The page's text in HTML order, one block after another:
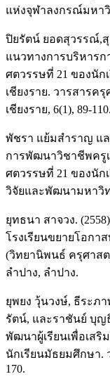
แห่งจุฬาลงกรณ์มหา
ปิยรัตน์ ยอดสุวรรณ์,สุ
แนวทางการบริหารก
ศตวรรษที่ 21 ของนัก
เชียงราย. วารสารค
เชียงราย, 6(1), 89-110.
พัชรา แย้มสำราญ แล
การพัฒนาวิชาชีพครู
ศตวรรษที่ 21 ของนัก
วิจัยและพัฒนามหาวิท
ยุทธนา สาจวง.
โรงเรียนขยายโอกา
(วิทยานิพนธ์ ครุศาส
ลำปาง, ลำปาง.
ยุพยง วุ้นวงษ์, ธีระภ
รัตน์, และราชันย์ บุญ
พัฒนาผู้เรียนเพื่อเส
นักเรียนมัธยมศึกษา.
170.